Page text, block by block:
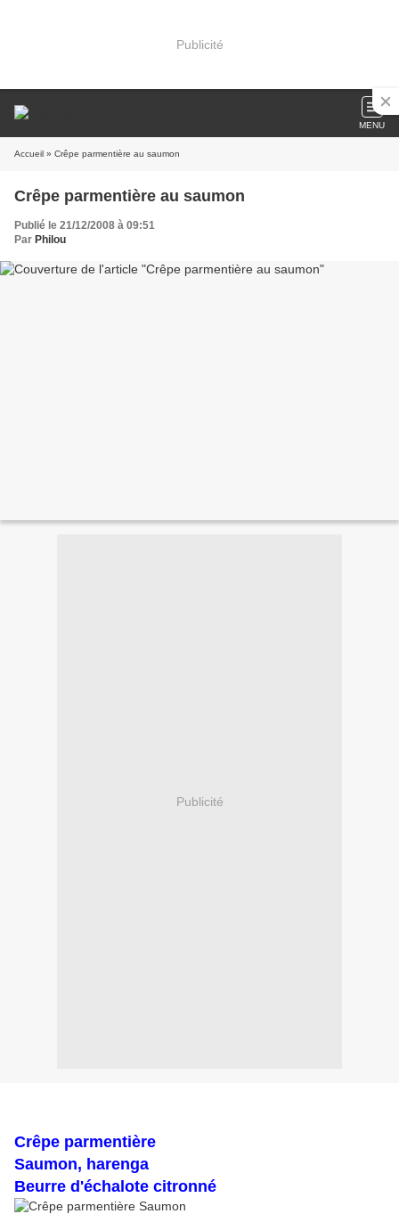
Publicité
MENU
Accueil » Crêpe parmentière au saumon
Crêpe parmentière au saumon
Publié le 21/12/2008 à 09:51
Par Philou
Publicité
Crêpe parmentière
Saumon, harenga
Beurre d'échalote citronné